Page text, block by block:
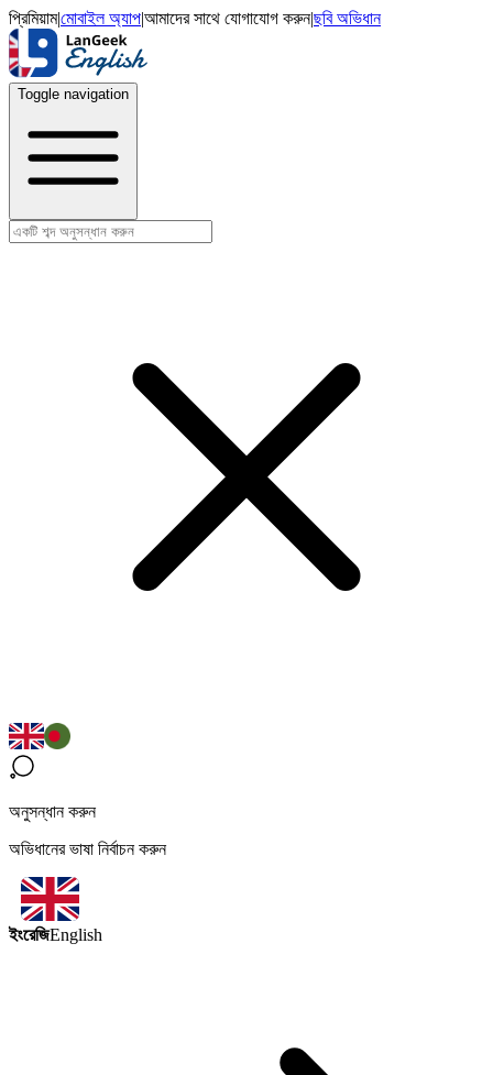
প্রিমিয়াম|মোবাইল অ্যাপ|আমাদের সাথে যোগাযোগ করুন|ছবি অভিধান
Toggle navigation
অনুসন্ধান করুন
অভিধানের ভাষা নির্বাচন করুন
ইংরেজিEnglish